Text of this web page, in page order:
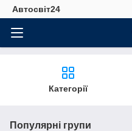
Автосвіт24
Категорії
Популярні групи